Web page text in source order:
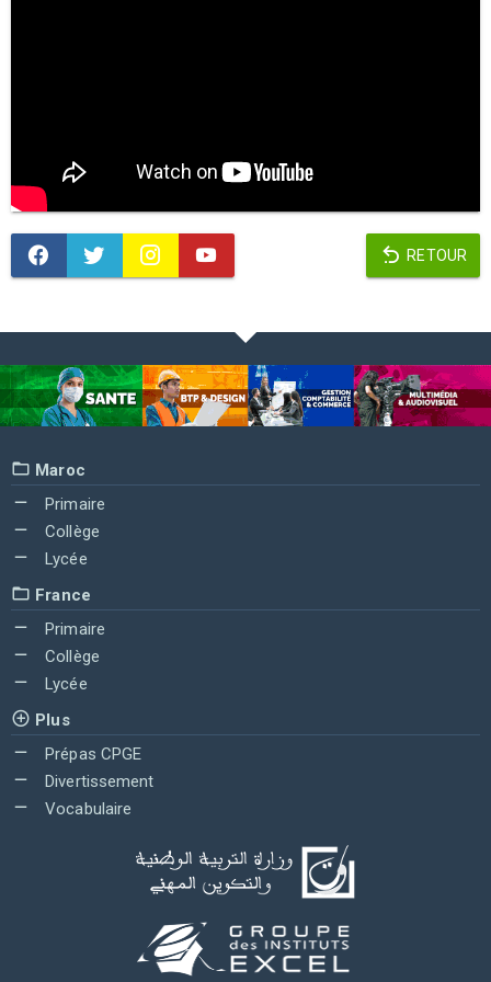
RETOUR
Maroc
Primaire
Collège
Lycée
France
Primaire
Collège
Lycée
Plus
Prépas CPGE
Divertissement
Vocabulaire